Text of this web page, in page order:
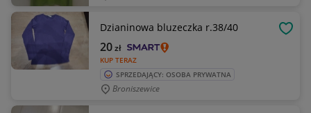
Dzianinowa bluzeczka r.38/40
KUP TERAZ
20zł
SPRZEDAJĄCY: OSOBA PRYWATNA
Broniszewice